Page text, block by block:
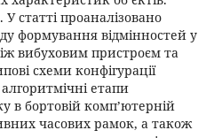
статті проаналізовано
формування відмінностей у
вибуховим пристроєм та
схеми конфігурації
етапи
в бортовій комп’ютерній
часових рамок, а також